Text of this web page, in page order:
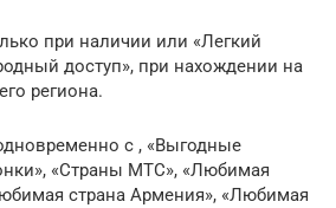
при наличии или «Легкий
доступ», при нахождении на
региона.
с , «Выгодные
«Страны МТС», «Любимая
страна Армения», «Любимая